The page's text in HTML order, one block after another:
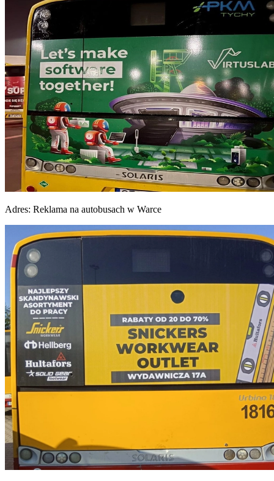
Adres: Reklama na autobusach w Warce